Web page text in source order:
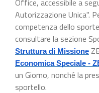
Office, accessibile a
Autorizzazione Unica".
competenza dello
consultare la sezione
Struttura di Missione
Economica Speciale -
un Giorno, nonché la
sportello.